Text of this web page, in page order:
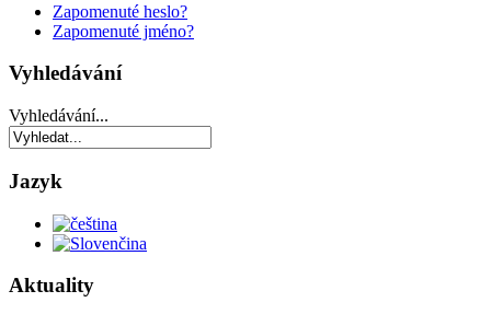
Zapomenuté heslo?
Zapomenuté jméno?
Vyhledávání
Vyhledávání...
Jazyk
Aktuality